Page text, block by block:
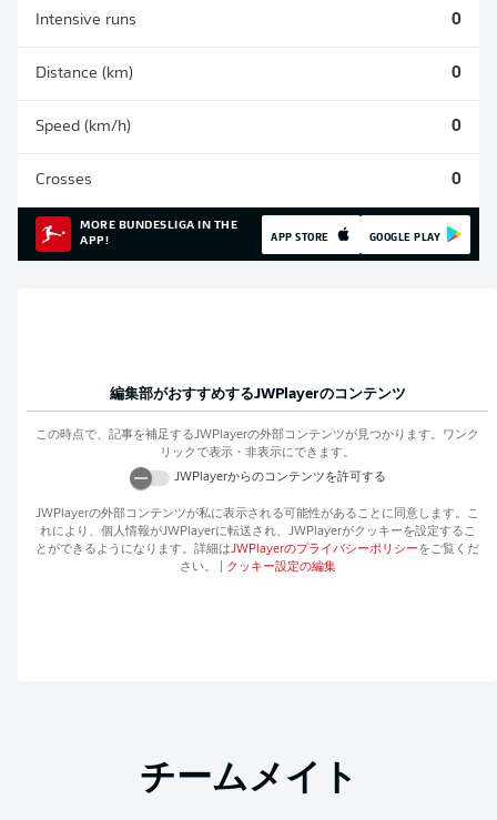
Intensive runs 0
Distance (km) 0
Speed (km/h) 0
Crosses 0
MORE BUNDESLIGA IN THE
APP!
APP STORE GOOGLE PLAY
編集部がおすすめするJWPlayerのコンテンツ
この時点で、記事を補足するJWPlayerの外部コンテンツが見つかります。ワンク
リックで表示・非表示にできます。
JWPlayerからのコンテンツを許可する
JWPlayerの外部コンテンツが私に表示される可能性があることに同意します。こ
れにより、個人情報がJWPlayerに転送され、 JWPlayerがクッキーを設定するこ
とができるようになります。詳細はJWPlayerのプライバシーポリシーをご覧くだ
さい。
クッキー設定の編集
チームメイト